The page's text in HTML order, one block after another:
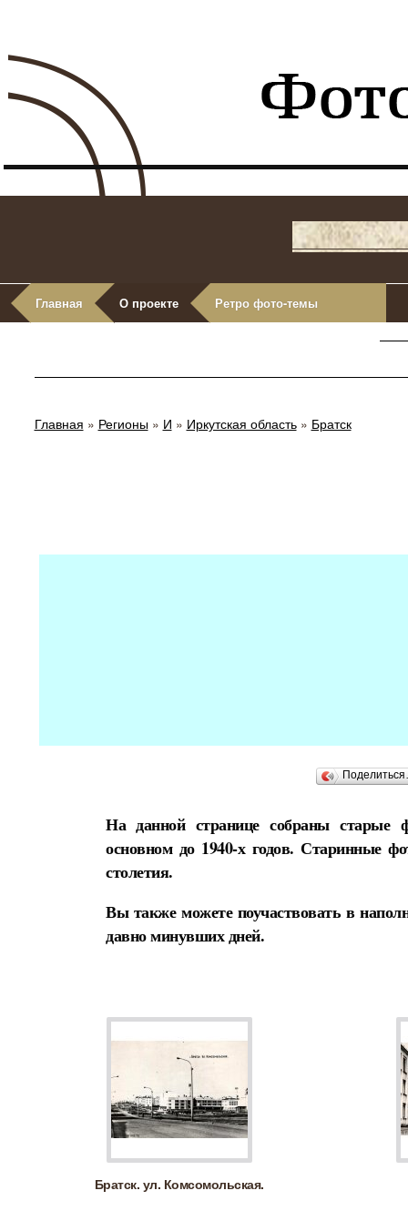
Главная О проекте Ретро фото-темы
Главная » Регионы» И » Иркутская область» Братск
На данной странице собраны старые
основном до 1940-х годов. Старинные
столетия.
Вы также можете поучаствовать в
давно минувших дней.
Братск. ул. Комсомольская.